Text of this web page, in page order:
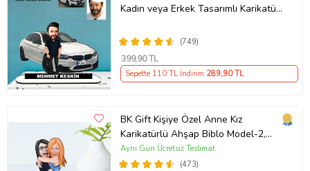
Kadın veya Erkek Tasarımlı Karikatür
Erkeğe Hediye, Rent A Car Hediyesi
(749)
399,90 TL
Sepette 110 TL İndirim 289,90 TL
BK Gift Kişiye Özel Anne Kız
Karikatürlü Ahşap Biblo Model-2,
Anneye Hediye, Doğum Günü
Hediyesi (Beyaz)
(473)
Aynı Gün Ücretsiz Teslimat